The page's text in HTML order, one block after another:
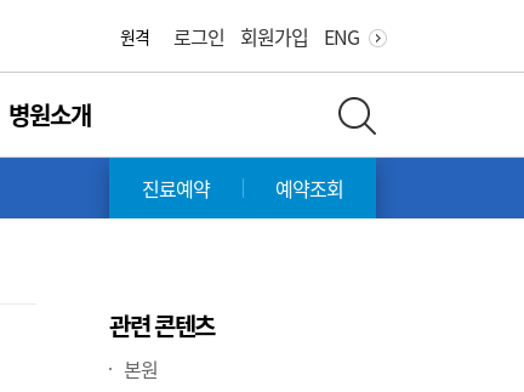
원격 로그인 회원가입 ENG
병원소개
진료예약 예약조회
관련 콘텐츠
본원